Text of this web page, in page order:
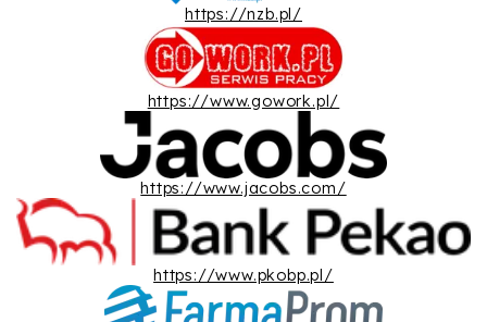
https://nzb.pl/
https://www.gowork.pl/
https://www.jacobs.com/
https://www.pkobp.pl/